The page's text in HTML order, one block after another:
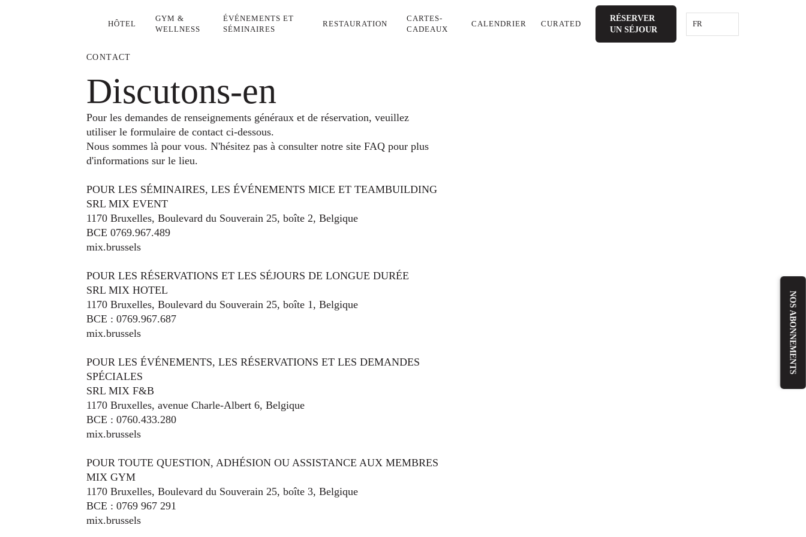
HÔTEL
GYM &
WELLNESS
ÉVÉNEMENTS
ET SÉMINAIRES
RESTAURATION
CARTES-
CADEAUX
CALENDRIER CURATED
RÉSERVER
UN
SÉJOUR
FR
CONTACT
Discutons-en
Pour les demandes de renseignements généraux et de réservation, veuillez
utiliser le formulaire de contact ci-dessous.
Nous sommes là pour vous. N'hésitez pas à consulter notre site FAQ pour plus
d'informations sur le lieu.
POUR LES SÉMINAIRES, LES ÉVÉNEMENTS MICE ET TEAMBUILDING
SRL MIX EVENT
1170 Bruxelles, Boulevard du Souverain 25, boîte 2, Belgique
BCE 0769.967.489
mix.brussels
POUR LES RÉSERVATIONS ET LES SÉJOURS DE LONGUE DURÉE
SRL MIX HOTEL
1170 Bruxelles, Boulevard du Souverain 25, boîte 1, Belgique
BCE : 0769.967.687
mix.brussels
POUR LES ÉVÉNEMENTS, LES RÉSERVATIONS ET LES DEMANDES
SPÉCIALES
SRL MIX F&B
1170 Bruxelles, avenue Charle-Albert 6, Belgique
BCE : 0760.433.280
mix.brussels
POUR TOUTE QUESTION, ADHÉSION OU ASSISTANCE AUX MEMBRES
MIX GYM
1170 Bruxelles, Boulevard du Souverain 25, boîte 3, Belgique
BCE : 0769 967 291
mix.brussels
NOS ABONNEMENTS